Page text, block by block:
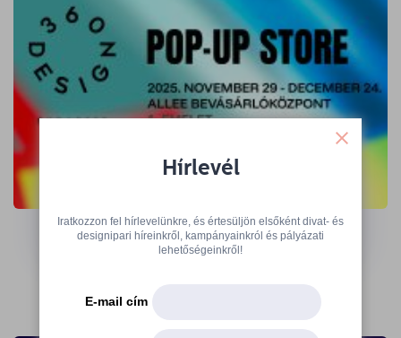
az Ajándék Terminálon
Hírlevél
Iratkozzon fel hírlevelünkre, és értesüljön elsőként divat- és
designipari híreinkről, kampányainkról és pályázati
lehetőségeinkről!
E-mail cím